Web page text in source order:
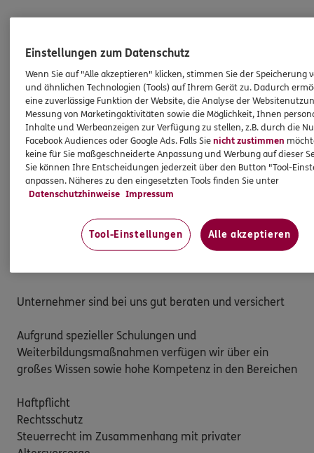
neuen Mandanten im Blick? Wir sagen Ihnen, welche
Absicherungen Sie dringend zu Ihrem Start in die
Selbstständigkeit benötigen .
Gern sprechen wir mit Ihnen über passende Lösungen
für Sie. Rufen Sie uns doch einfach einmal an oder
schauen Sie vorbei. Wir freuen uns auf Sie.
Detail-Informationen zu den Produkten und dem
versicherbaren Personenkreis der DANV finden Sie auch
unter www.danv.de
Unternehmer sind bei uns gut beraten und versichert
Aufgrund spezieller Schulungen und
Weiterbildungsmaßnahmen verfügen wir über ein
großes Wissen sowie hohe Kompetenz in den Bereichen
Haftpflicht
Rechtsschutz
Steuerrecht im Zusammenhang mit privater
Einstellungen zum Datenschutz
Wenn Sie auf "Alle akzeptieren" klicken, stimmen Sie der Speicherung
und ähnlichen Technologien (Tools) auf Ihrem Gerät zu. Dadurch
eine zuverlässige Funktion der Website, die Analyse der
Messung von Marketingaktivitäten sowie die Möglichkeit, Ihnen
Inhalte und Werbeanzeigen zur Verfügung zu stellen, z.B. durch die
Facebook Audiences oder Google Ads. Falls Sienicht zustimmen
keine für Sie maßgeschneiderte Anpassung und Werbung auf dieser
Sie können Ihre Entscheidungen jederzeit über den Button "Tool-
anpassen. Näheres zu den eingesetzten Tools finden Sie unter
Datenschutzhinweise Impressum
Tool-Einstellungen Alle akzeptieren